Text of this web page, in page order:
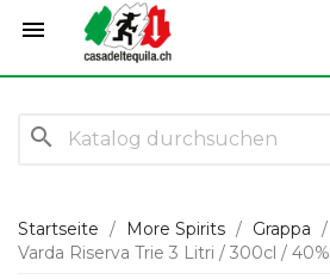

search
Startseite More Spirits Grappa
Varda Riserva Trie 3 Litri / 300cl / 40%